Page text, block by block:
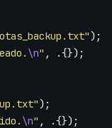
);
\n" , .{});
);
\n" ,
.{});